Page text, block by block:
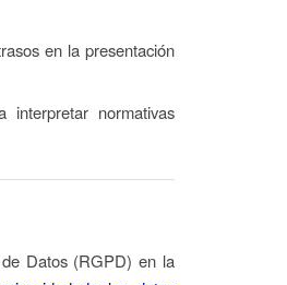
en la presentación
normativas
Datos (RGPD) en la